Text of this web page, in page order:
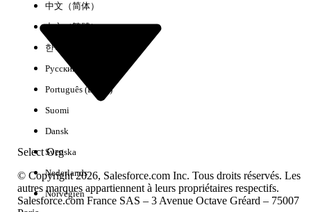
Aucun résultat
Select Org
中文（简体）
中文（繁體）
한국어
Русский
Português (Brasil)
Suomi
Dansk
Svenska
Nederlands
Norvégien
© Copyright 2026, Salesforce.com Inc. Tous droits réservés. Les
autres marques appartiennent à leurs propriétaires respectifs.
Salesforce.com France SAS – 3 Avenue Octave Gréard – 75007